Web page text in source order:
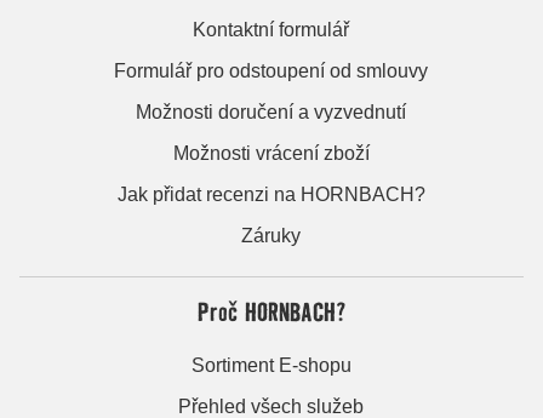
Kontaktní formulář
Formulář pro odstoupení od smlouvy
Možnosti doručení a vyzvednutí
Možnosti vrácení zboží
Jak přidat recenzi na HORNBACH?
Záruky
Proč HORNBACH?
Sortiment E-shopu
Přehled všech služeb